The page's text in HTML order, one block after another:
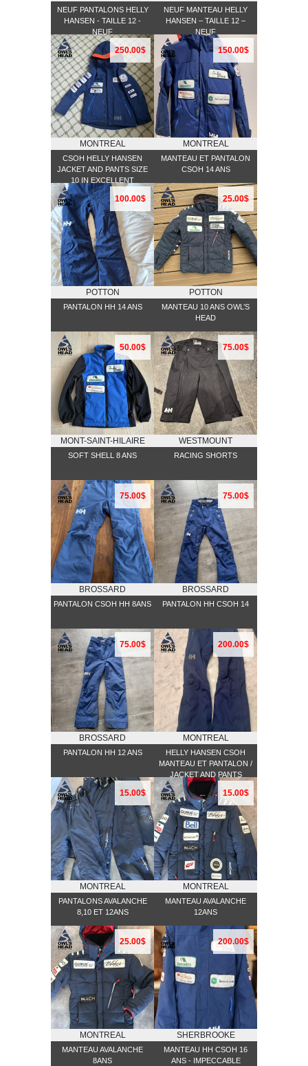
NEUF PANTALONS HELLY
HANSEN - TAILLE 12 -
NEUF
NEUF MANTEAU HELLY
HANSEN – TAILLE 12 –
NEUF
250.00$
MONTREAL
CSOH HELLY HANSEN
JACKET AND PANTS SIZE
10 IN EXCELLENT
CONDITION
150.00$
MONTREAL
MANTEAU ET PANTALON
CSOH 14 ANS
100.00$
POTTON
PANTALON HH 14 ANS
25.00$
POTTON
MANTEAU 10 ANS OWL’S
HEAD
50.00$
MONT-SAINT-HILAIRE
SOFT SHELL 8 ANS
75.00$
WESTMOUNT
RACING SHORTS
75.00$
BROSSARD
PANTALON CSOH HH 8ANS
75.00$
BROSSARD
PANTALON HH CSOH 14
75.00$
BROSSARD
PANTALON HH 12 ANS
200.00$
MONTREAL
HELLY HANSEN CSOH
MANTEAU ET PANTALON /
JACKET AND PANTS
15.00$
MONTREAL
PANTALONS AVALANCHE
8,10 ET 12ANS
15.00$
MONTREAL
MANTEAU AVALANCHE
12ANS
25.00$
MONTREAL
MANTEAU AVALANCHE
8ANS
200.00$
SHERBROOKE
MANTEAU HH CSOH 16
ANS - IMPECCABLE